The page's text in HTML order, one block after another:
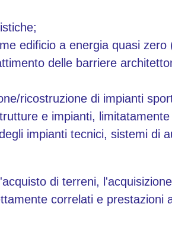
edificio a energia quasi zero
delle barriere
ricostruzione di impianti
e impianti,
impianti tecnici, sistemi di
di terreni,
correlati e prestazioni